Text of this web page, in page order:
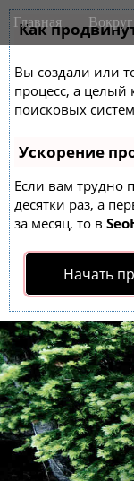
Как
Вы создали или
процесс, а
поисковых
Ускорение
Если вам трудно
десятки раз, а
за месяц, то в
Начать
M
a
n
m
e
n
u
i
Главная Вокруг